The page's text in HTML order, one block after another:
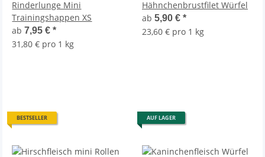
Rinderlunge Mini
Trainingshappen XS
ab7,95 €*
31,80 € pro 1 kg
Hähnchenbrustfilet Würfel
ab 5,90 € *
23,60 € pro 1 kg
BESTSELLER AUF LAGER